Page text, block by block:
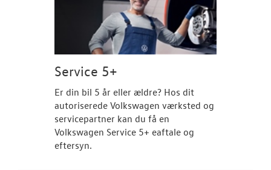
Service 5+
Er din bil 5 år eller ældre? Hos dit
autoriserede Volkswagen værksted og
servicepartner kan du få en
Volkswagen Service 5+ eaftale og
eftersyn.